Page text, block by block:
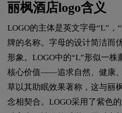
丽枫酒店logo含义
LOGO的主体是英文字母“L”，
牌的名称。字母的设计简洁而
形象。LOGO中的“L”形似一
核心价值——追求自然、健康
草以其助眠效果著称，这与丽
念相契合。LOGO采用了紫色